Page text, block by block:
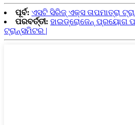
ପୂର୍ବ: ଏସଟି ସିରିଜ୍ ଏକ୍ସ ତାପମାତ୍ରା
ପରବର୍ତ୍ତୀ: ହାଇଡ୍ରୋଜେନ୍ ପ୍ରୟୋଗ
ଟ୍ରାନ୍ସମିଟର |